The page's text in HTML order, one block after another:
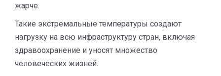
жарче.
Такие экстремальные температуры создают
нагрузку на всю инфраструктуру стран, включая
здравоохранение и уносят множество
человеческих жизней.